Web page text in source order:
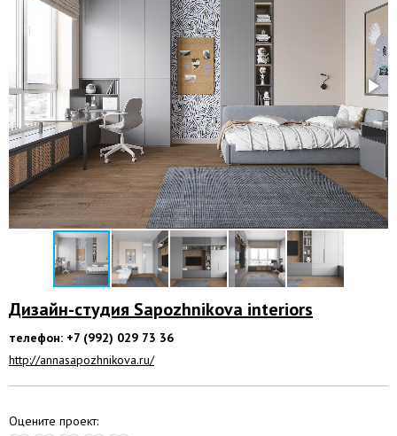
Дизайн-студия Sapozhnikova interiors
телефон: +7 (992) 029 73 36
http://annasapozhnikova.ru/
Оцените проект: